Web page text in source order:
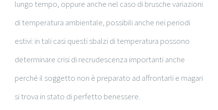
lungo tempo, oppure anche nel caso di brusche variazioni
di temperatura ambientale, possibili anche nei periodi
estivi: in tali casi questi sbalzi di temperatura possono
determinare crisi di recrudescenza importanti anche
perché il soggetto non è preparato ad affrontarli e magari
si trova in stato di perfetto benessere.